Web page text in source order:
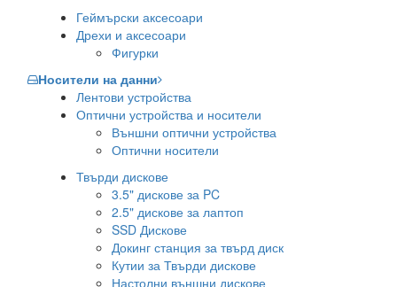
Геймърски аксесоари
Дрехи и аксесоари
Фигурки
Носители на данни
Лентови устройства
Оптични устройства и носители
Външни оптични устройства
Оптични носители
Твърди дискове
3.5" дискове за PC
2.5" дискове за лаптоп
SSD Дискове
Докинг станция за твърд диск
Кутии за Твърди дискове
Настолни външни дискове